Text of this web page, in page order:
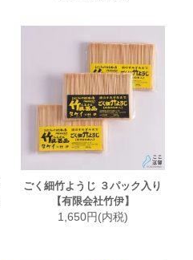
ごく細竹ようじ ３パック入り
【有限会社竹伊】
1,650円(内税)